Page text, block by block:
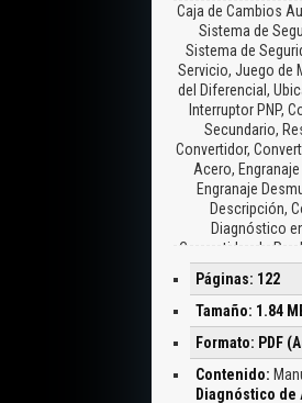
Caja de Cambios
Sistema de
Sistema de
Servicio, Juego de
del Diferencial,
Interruptor PNP,
Secundario,
Convertidor,
Acero,
Engranaje
Descripción,
Diagnóstico
Convertidor de
Sensor de
Temperatura
Introducción,
Procedimiento
Elemento en
Convertidor de
Elementos no
Páginas: 122
Tamaño: 1.84
Formato: PDF
Contenido:
Diagnóstico